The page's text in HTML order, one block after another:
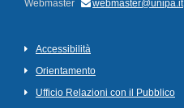
Webmaster
webmaster@unipa.it
Accessibilità
Orientamento
Ufficio Relazioni con il Pubblico